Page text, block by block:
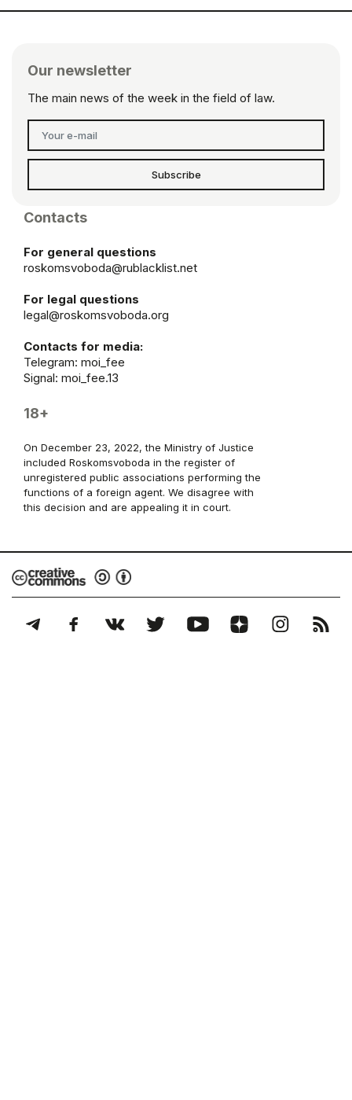
Our newsletter
The main news of the week in the field of law.
Subscribe
Contacts
For general questions
roskomsvoboda@rublacklist.net
For legal questions
legal@roskomsvoboda.org
Contacts for media:
Telegram: moi_fee
Signal: moi_fee.13
18+
On December 23, 2022, the Ministry of Justice
included Roskomsvoboda in the register of
unregistered public associations performing the
functions of a foreign agent. We disagree with
this decision and are appealing it in court.